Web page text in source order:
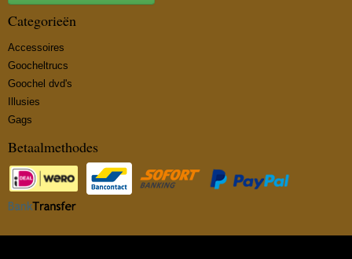
Categorieën
Accessoires
Goocheltrucs
Goochel dvd's
Illusies
Gags
Betaalmethodes